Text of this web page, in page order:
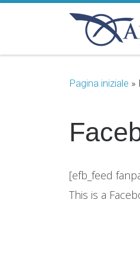
Passa al contenuto
Pagina iniziale »
[efb_feed
This is a